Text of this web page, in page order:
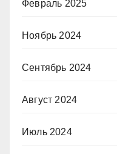
Февраль 2025
Ноябрь 2024
Сентябрь 2024
Август 2024
Июль 2024